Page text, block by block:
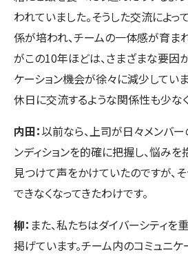
われていました。そうした交流によっ
係が培われ、チームの一体感が育ま
がこの10年ほどは、さまざまな要因
ケーション機会が徐々に減少していま
休日に交流するような関係性も少なく
内田：以前なら、上司が日々メンバ
ンディションを的確に把握し、悩みを
見つけて声をかけていたのですが、
できなくなってきたわけです。
柳： また、私たちはダイバーシティを
掲げています。チーム内のコミュニ